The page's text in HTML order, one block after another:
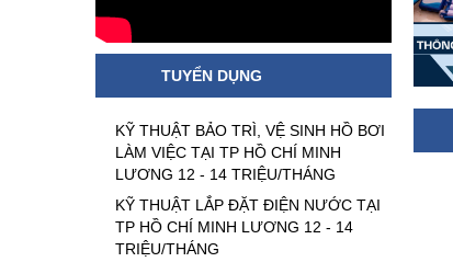
TUYỂN DỤNG
KỸ THUẬT BẢO TRÌ, VỆ SINH HỒ BƠI
LÀM VIỆC TẠI TP HỒ CHÍ MINH
LƯƠNG 12 - 14 TRIỆU/THÁNG
KỸ THUẬT LẮP ĐẶT ĐIỆN NƯỚC TẠI
TP HỒ CHÍ MINH LƯƠNG 12 - 14
TRIỆU/THÁNG